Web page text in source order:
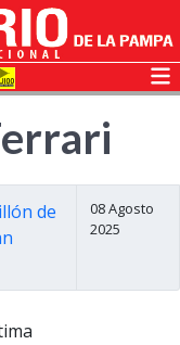
de
08 Agosto
2025